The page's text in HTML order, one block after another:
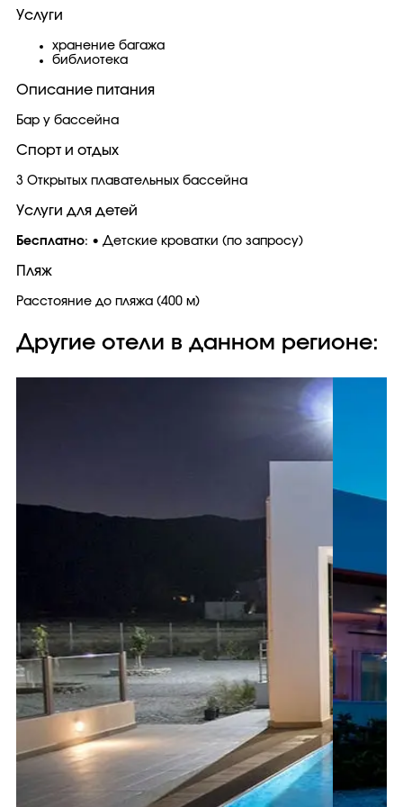
Услуги
хранение багажа
библиотека
Описание питания
Бар у бассейна
Спорт и отдых
3 Открытых плавательных бассейна
Услуги для детей
Бесплатно: • Детские кроватки (по запросу)
Пляж
Расстояние до пляжа (400 м)
Другие отели в данном регионе: